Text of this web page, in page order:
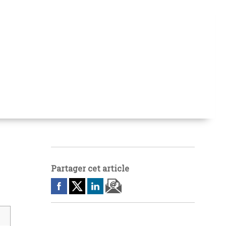
Partager cet article